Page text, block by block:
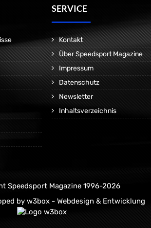
SERVICE
Kontakt
Über Speedsport Magazine
Impressum
Datenschutz
Newsletter
Inhaltsverzeichnis
Speedsport Magazine 1996-2026
by w3box - Webdesign & Entwicklung